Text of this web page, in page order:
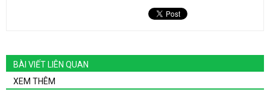
BÀI VIẾT LIÊN QUAN
XEM THÊM